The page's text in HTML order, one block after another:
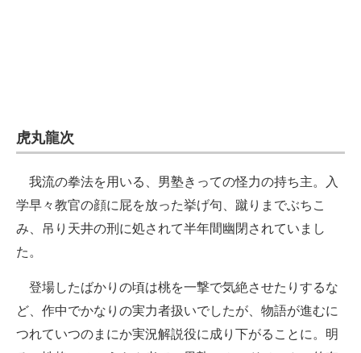
虎丸龍次
我流の拳法を用いる、男塾きっての怪力の持ち主。入
学早々教官の顔に屁を放った挙げ句、蹴りまでぶちこ
み、吊り天井の刑に処されて半年間幽閉されていまし
た。
登場したばかりの頃は桃を一撃で気絶させたりするな
ど、作中でかなりの実力者扱いでしたが、物語が進むに
つれていつのまにか実況解説役に成り下がることに。明